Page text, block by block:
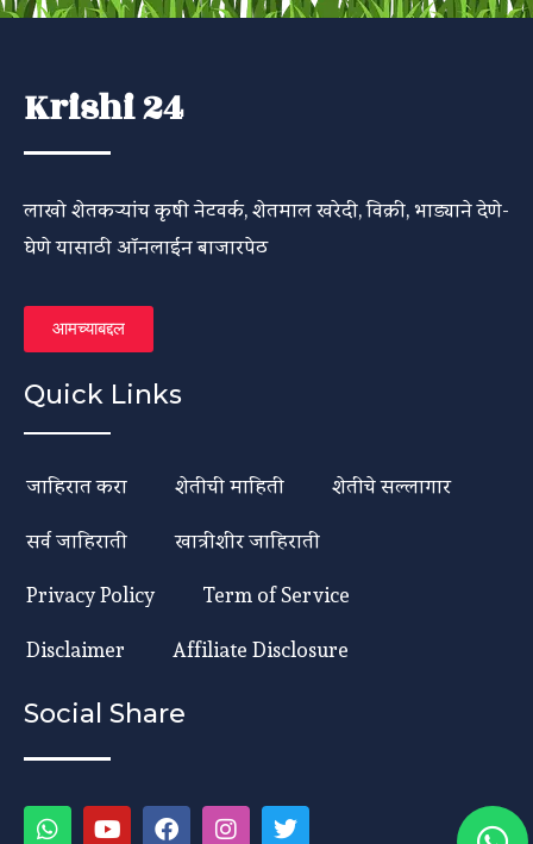
Krishi 24
लाखो शेतकऱ्यांच कृषी नेटवर्क, शेतमाल खरेदी, विक्री, भाड्याने देणे-
घेणे यासाठी ऑनलाईन बाजारपेठ
आमच्याबद्दल
Quick Links
जाहिरात करा शेतीची माहिती
शेतीचे सल्लागार
सर्व जाहिराती
खात्रीशीर जाहिराती
Privacy Policy
Term of Service
Disclaimer
Affiliate Disclosure
Social Share